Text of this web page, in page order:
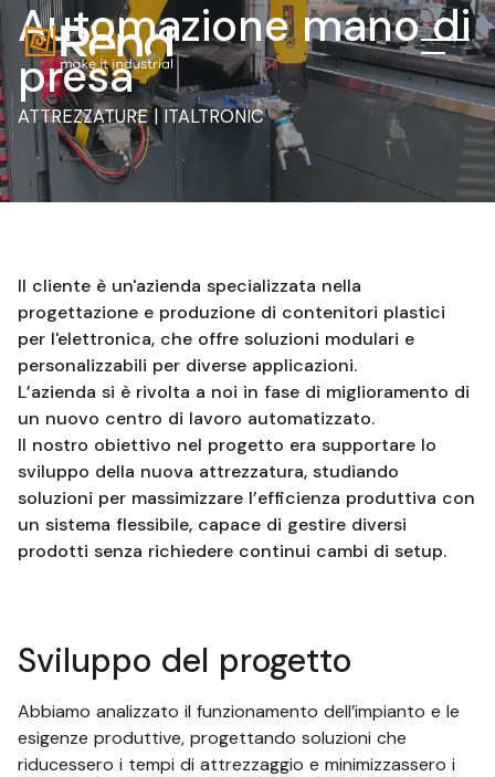
Automazione mano di
presa
ATTREZZATURE | ITALTRONIC
Il cliente è un'azienda specializzata nella
progettazione e produzione di contenitori plastici
per l'elettronica, che offre soluzioni modulari e
personalizzabili per diverse applicazioni.
L’azienda si è rivolta a noi in fase di miglioramento di
un nuovo centro di lavoro automatizzato.
Il nostro obiettivo nel progetto era supportare lo
sviluppo della nuova attrezzatura, studiando
soluzioni per massimizzare l’efficienza produttiva con
un sistema flessibile, capace di gestire diversi
prodotti senza richiedere continui cambi di setup.
Sviluppo del progetto
Abbiamo analizzato il funzionamento dell’impianto e le
esigenze produttive, progettando soluzioni che
riducessero i tempi di attrezzaggio e minimizzassero i